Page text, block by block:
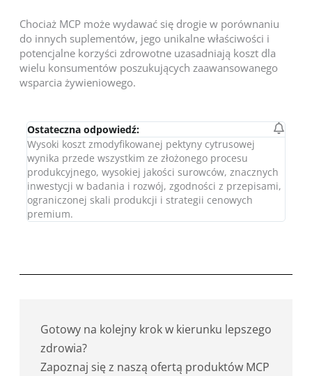
Chociaż MCP może wydawać się drogie w porównaniu
do innych suplementów, jego unikalne właściwości i
potencjalne korzyści zdrowotne uzasadniają koszt dla
wielu konsumentów poszukujących zaawansowanego
wsparcia żywieniowego.
Ostateczna odpowiedź:
Wysoki koszt zmodyfikowanej pektyny cytrusowej
wynika przede wszystkim ze złożonego procesu
produkcyjnego, wysokiej jakości surowców, znacznych
inwestycji w badania i rozwój, zgodności z przepisami,
ograniczonej skali produkcji i strategii cenowych
premium.
Gotowy na kolejny krok w kierunku lepszego
zdrowia?
Zapoznaj się z naszą ofertą produktów MCP